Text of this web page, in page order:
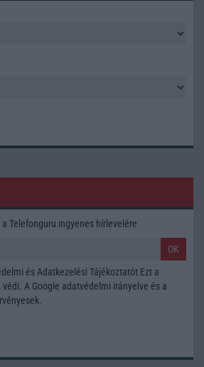
Telefonguru ingyenes hírlevelére
OK
és Adatkezelési Tájékoztatót Ezt a
A Google adatvédelmi irányelve és a